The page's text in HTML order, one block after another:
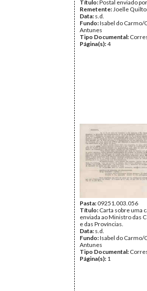
Título:Postal enviado
Remetente:Joelle
Data: s.d.
Fundo:Isabel do Carmo/
Antunes
Tipo Documental:
Página(s):4
Pasta:09251.003.056
Título: Carta sobre uma
enviada ao Ministro das
e das Províncias.
Data: s.d.
Fundo:Isabel do Carmo/
Antunes
Tipo Documental:
Página(s): 1